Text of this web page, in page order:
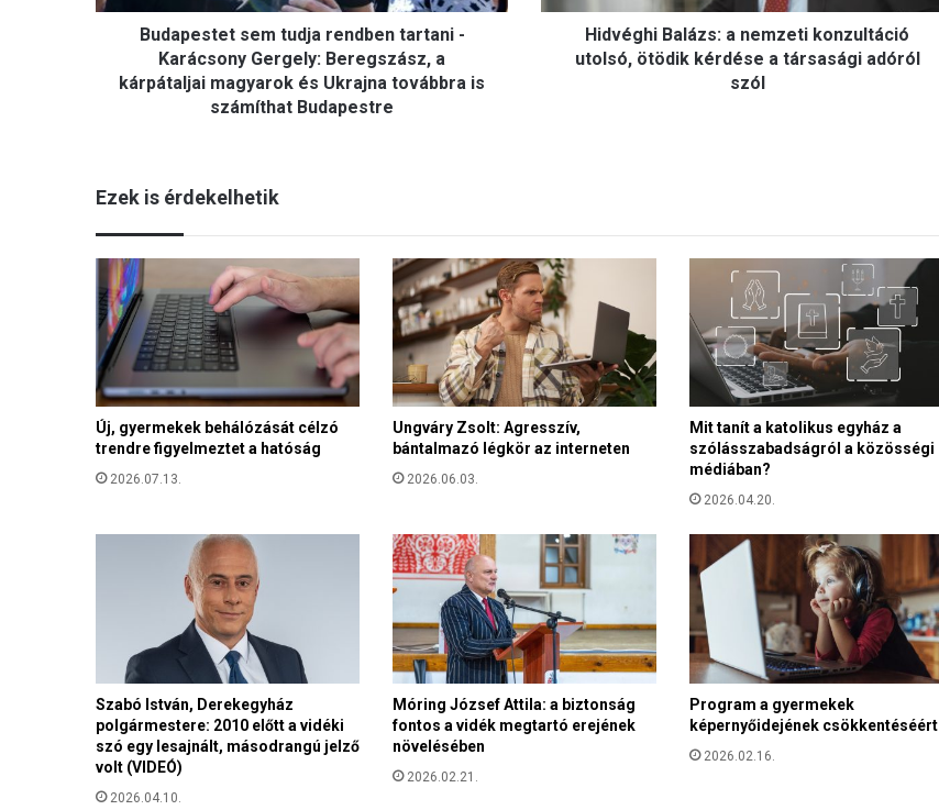
e
j
r
d
b
e
n
a
r
t
s
o
n
y
G
Budapestet sem tudja rendben tartani -
Karácsony Gergely: Beregszász, a
kárpátaljai magyarok és Ukrajna továbbra is
számíthat Budapestre
B
m
z
e
t
i
k
o
n
z
u
c
ó
u
t
o
s
ó
Hidvéghi Balázs: a nemzeti konzultáció
utolsó, ötödik kérdése a társasági adóról
szól
Ezek is érdekelhetik
Új, gyermekek behálózását célzó
trendre figyelmeztet a hatóság
2026.07.13.
Ungváry Zsolt: Agresszív,
bántalmazó légkör az interneten
2026.06.03.
Mit tanít a katolikus egyház a
szólásszabadságról a közösségi
médiában?
2026.04.20.
Szabó István, Derekegyház
polgármestere: 2010 előtt a vidéki
szó egy lesajnált, másodrangú jelző
volt (VIDEÓ)
2026.04.10.
Móring József Attila: a biztonság
fontos a vidék megtartó erejének
növelésében
2026.02.21.
Program a gyermekek
képernyőidejének csökkentéséért
2026.02.16.